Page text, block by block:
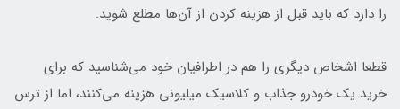
را دارد که باید قبل از هزینه کردن از آن‌ها مطلع شوید.
قطعا اشخاص دیگری را هم در اطرافیان خود می‌شناسید که برای
خرید یک خودرو جذاب و کلاسیک میلیونی هزینه می‌کنند، اما از ترس